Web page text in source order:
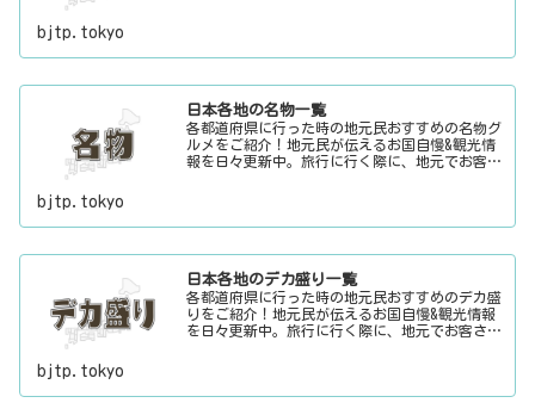
bjtp.tokyo
日本各地の名物一覧
各都道府県に行った時の地元民おすすめの名物グ
ルメをご紹介！地元民が伝えるお国自慢&観光情
報を日々更新中。旅行に行く際に、地元でお客さ
bjtp.tokyo
日本各地のデカ盛り一覧
各都道府県に行った時の地元民おすすめのデカ盛
りをご紹介！地元民が伝えるお国自慢&観光情報
を日々更新中。旅行に行く際に、地元でお客さん
bjtp.tokyo